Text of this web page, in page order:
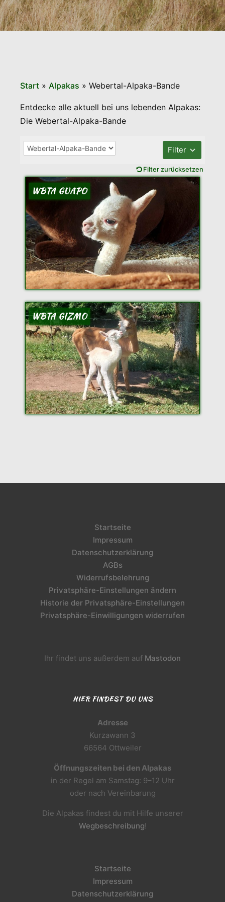
Start » Alpakas » Webertal-Alpaka-Bande
Entdecke alle aktuell bei uns lebenden Alpakas:
Die Webertal-Alpaka-Bande
Filter
Filter zurücksetzen
WBTA GUAPO
WBTA GIZMO
Startseite
Impressum
Datenschutzerklärung
AGBs
Widerrufsbelehrung
Privatsphäre-Einstellungen ändern
Historie der Privatsphäre-Einstellungen
Privatsphäre-Einwilligungen widerrufen
Ihr findet uns außerdem auf Mastodon
HIER FINDEST DU UNS
Adresse
Kurzawann 3
66564 Ottweiler
Öffnungszeiten bei den Alpakas
in der Regel am Samstag: 9–12 Uhr
oder nach Vereinbarung
Die Alpakas findest du mit Hilfe unserer
Wegbeschreibung!
Startseite
Impressum
Datenschutzerklärung